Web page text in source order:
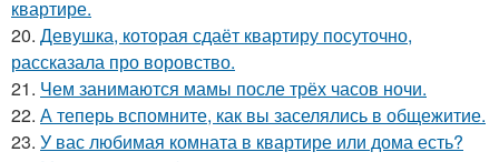
квартире.
20. Девушка, которая сдаёт квартиру посуточно,
рассказала про воровство.
21. Чем занимаются мамы после трёх часов ночи.
22. А теперь вспомните, как вы заселялись в общежитие.
23. У вас любимая комната в квартире или дома есть?